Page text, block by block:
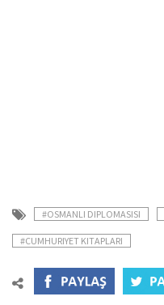
#OSMANLI DIPLOMASISI
#CUMHURIYET KITAPLARI